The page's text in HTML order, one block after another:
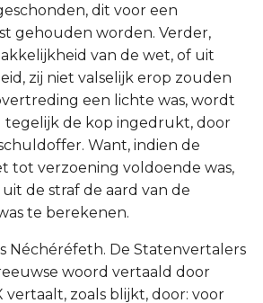
dit voor een
gehouden worden. Verder,
van de wet, of uit
zij niet valselijk erop zouden
een lichte was, wordt
tegelijk de kop ingedrukt, door
Want, indien de
tot verzoening voldoende was,
de straf de aard van de
te berekenen.
Néchéréfeth. De Statenvertalers
woord vertaald door
vertaalt, zoals blijkt, door: voor